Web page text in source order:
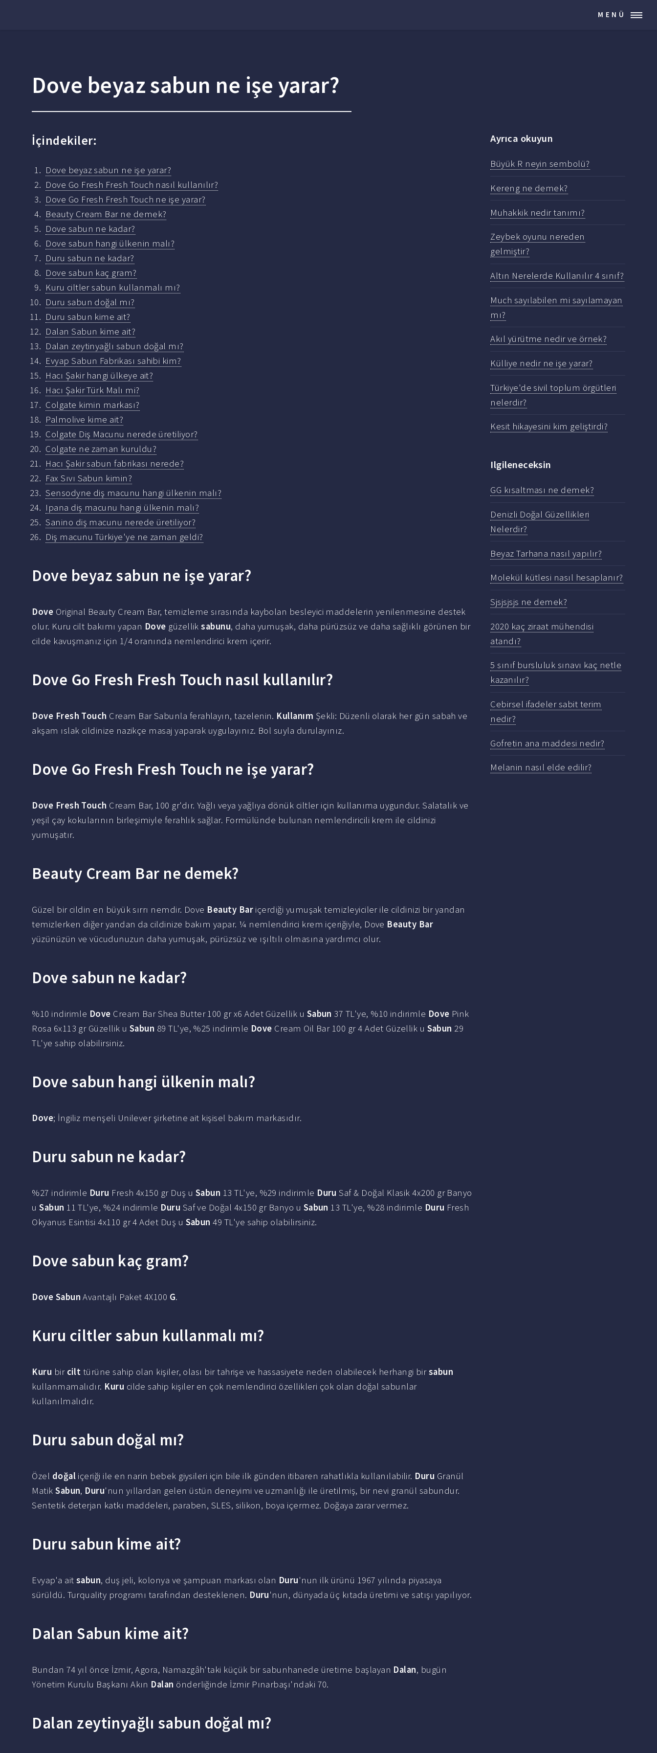
MENÜ
Dove beyaz sabun ne işe yarar?
İçindekiler:
Dove beyaz sabun ne işe yarar?
Dove Go Fresh Fresh Touch nasıl kullanılır?
Dove Go Fresh Fresh Touch ne işe yarar?
Beauty Cream Bar ne demek?
Dove sabun ne kadar?
Dove sabun hangi ülkenin malı?
Duru sabun ne kadar?
Dove sabun kaç gram?
Kuru ciltler sabun kullanmalı mı?
Duru sabun doğal mı?
Duru sabun kime ait?
Dalan Sabun kime ait?
Dalan zeytinyağlı sabun doğal mı?
Evyap Sabun Fabrikası sahibi kim?
Hacı Şakir hangi ülkeye ait?
Hacı Şakir Türk Malı mi?
Colgate kimin markası?
Palmolive kime ait?
Colgate Diş Macunu nerede üretiliyor?
Colgate ne zaman kuruldu?
Hacı Şakir sabun fabrikası nerede?
Fax Sıvı Sabun kimin?
Sensodyne diş macunu hangi ülkenin malı?
Ipana diş macunu hangi ülkenin malı?
Sanino diş macunu nerede üretiliyor?
Diş macunu Türkiye'ye ne zaman geldi?
Dove beyaz sabun ne işe yarar?
Dove Original Beauty Cream Bar, temizleme sırasında kaybolan besleyici maddelerin yenilenmesine destek
olur. Kuru cilt bakımı yapan Dove güzelliksabunu, daha yumuşak, daha pürüzsüz ve daha sağlıklı görünen bir
cilde kavuşmanız için 1/4 oranında nemlendirici krem içerir.
Dove Go Fresh Fresh Touch nasıl kullanılır?
Dove Fresh Touch Cream Bar Sabunla ferahlayın, tazelenin. Kullanım Şekli: Düzenli olarak her gün sabah ve
akşam ıslak cildinize nazikçe masaj yaparak uygulayınız. Bol suyla durulayınız.
Dove Go Fresh Fresh Touch ne işe yarar?
Dove Fresh Touch Cream Bar, 100 gr'dır. Yağlı veya yağlıya dönük ciltler için kullanıma uygundur. Salatalık ve
yeşil çay kokularının birleşimiyle ferahlık sağlar. Formülünde bulunan nemlendiricili krem ile cildinizi
yumuşatır.
Beauty Cream Bar ne demek?
Güzel bir cildin en büyük sırrı nemdir. Dove Beauty Bar içerdiği yumuşak temizleyiciler ile cildinizi bir yandan
temizlerken diğer yandan da cildinize bakım yapar. ¼ nemlendirici krem içeriğiyle, Dove Beauty Bar
yüzünüzün ve vücudunuzun daha yumuşak, pürüzsüz ve ışıltılı olmasına yardımcı olur.
Dove sabun ne kadar?
%10 indirimle Dove Cream Bar Shea Butter 100 gr x6 Adet Güzellik u Sabun 37 TL'ye, %10 indirimle Dove Pink
Rosa 6x113 gr Güzellik u Sabun 89 TL'ye, %25 indirimle Dove Cream Oil Bar 100 gr 4 Adet Güzellik u Sabun 29
TL'ye sahip olabilirsiniz.
Dove sabun hangi ülkenin malı?
Dove; İngiliz menşeli Unilever şirketine ait kişisel bakım markasıdır.
Duru sabun ne kadar?
%27 indirimle Duru Fresh 4x150 gr Duş uSabun 13 TL'ye, %29 indirimle Duru Saf & Doğal Klasik 4x200 gr Banyo
uSabun 11 TL'ye, %24 indirimle Duru Saf ve Doğal 4x150 gr Banyo u Sabun 13 TL'ye, %28 indirimle Duru Fresh
Okyanus Esintisi 4x110 gr 4 Adet Duş u Sabun 49 TL'ye sahip olabilirsiniz.
Dove sabun kaç gram?
Dove Sabun Avantajlı Paket 4X100 G.
Kuru ciltler sabun kullanmalı mı?
Kuru bir cilt türüne sahip olan kişiler, olası bir tahrişe ve hassasiyete neden olabilecek herhangi birsabun
kullanmamalıdır. Kuru cilde sahip kişiler en çok nemlendirici özellikleri çok olan doğal sabunlar
kullanılmalıdır.
Duru sabun doğal mı?
Özel doğal içeriği ile en narin bebek giysileri için bile ilk günden itibaren rahatlıkla kullanılabilir. Duru Granül
MatikSabun, Duru'nun yıllardan gelen üstün deneyimi ve uzmanlığı ile üretilmiş, bir nevi granül sabundur.
Sentetik deterjan katkı maddeleri, paraben, SLES, silikon, boya içermez. Doğaya zarar vermez.
Duru sabun kime ait?
Evyap'a ait sabun, duş jeli, kolonya ve şampuan markası olan Duru'nun ilk ürünü 1967 yılında piyasaya
sürüldü. Turquality programı tarafından desteklenen. Duru'nun, dünyada üç kıtada üretimi ve satışı yapılıyor.
Dalan Sabun kime ait?
Bundan 74 yıl önce İzmir, Agora, Namazgâh'taki küçük bir sabunhanede üretime başlayan Dalan, bugün
Yönetim Kurulu Başkanı Akın Dalan önderliğinde İzmir Pınarbaşı'ndaki 70.
Dalan zeytinyağlı sabun doğal mı?
Ayrıca okuyun
Büyük R neyin sembolü?
Kereng ne demek?
Muhakkik nedir tanımı?
Zeybek oyunu nereden
gelmiştir?
Altın Nerelerde Kullanılır 4 sınıf?
Much sayılabilen mi sayılamayan
mı?
Akıl yürütme nedir ve örnek?
Külliye nedir ne işe yarar?
Türkiye'de sivil toplum örgütleri
nelerdir?
Kesit hikayesini kim geliştirdi?
Ilgileneceksin
GG kısaltması ne demek?
Denizli Doğal Güzellikleri
Nelerdir?
Beyaz Tarhana nasıl yapılır?
Molekül kütlesi nasıl hesaplanır?
Sjsjsjsjs ne demek?
2020 kaç ziraat mühendisi
atandı?
5 sınıf bursluluk sınavı kaç netle
kazanılır?
Cebirsel ifadeler sabit terim
nedir?
Gofretin ana maddesi nedir?
Melanin nasıl elde edilir?